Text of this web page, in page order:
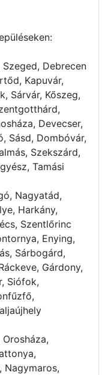
Debrecen
Kapuvár,
Sárvár, Kőszeg,
Devecser,
Sásd, Dombóvár,
Szekszárd,
Tamási
Nagyatád,
Harkány,
Szentlőrinc
Enying,
Sárbogárd,
Gárdony,
Siófok,
Nagymaros,